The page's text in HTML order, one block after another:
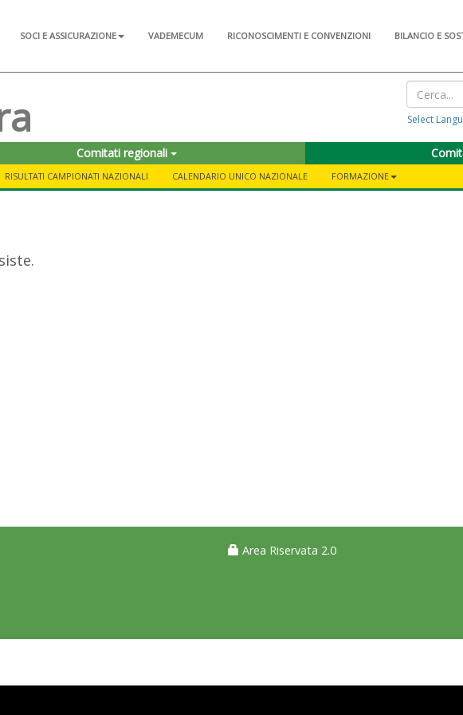
SOCI E ASSICURAZIONE VADEMECUM RICONOSCIMENTI E CONVENZIONI BILANCIO E
Select
Comitati regionali
RISULTATI CAMPIONATI NAZIONALI CALENDARIO UNICO NAZIONALE FORMAZIONE
Area Riservata 2.0